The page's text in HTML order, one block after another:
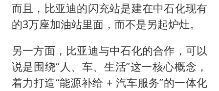
而且，比亚迪的闪充站是建在中石化现有
的3万座加油站里面，而不是另起炉灶。
另一方面，比亚迪与中石化的合作，可以
说是围绕“人、车、生活”这一核心概念，
着力打造“能源补给 + 汽车服务”的一体化